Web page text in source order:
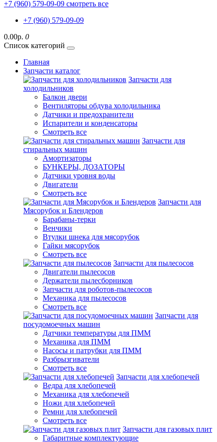
+7 (960) 579-09-09 смотреть все
+7 (960) 579-09-09
0.00р. 0
Список категорий
Главная
Запчасти каталог
Запчасти для
холодильников
Балкон двери
Вентиляторы обдува холодильника
Датчики и предохранители
Испарители и конденсаторы
Смотреть все
Запчасти для
стиральных машин
Амортизаторы
БУНКЕРЫ, ДОЗАТОРЫ
Датчики уровня воды
Двигатели
Смотреть все
Запчасти для
Мясорубок и Блендеров
Барабаны-терки
Венчики
Втулки шнека для мясорубок
Гайки мясорубок
Смотреть все
Запчасти для пылесосов
Двигатели пылесосов
Держатели пылесборников
Запчасти для роботов-пылесосов
Механика для пылесосов
Смотреть все
Запчасти для
посудомоечных машин
Датчики температуры для ПММ
Механика для ПММ
Насосы и патрубки для ПММ
Разбрызгиватели
Смотреть все
Запчасти для хлебопечей
Ведра для хлебопечей
Механика для хлебопечей
Ножи для хлебопечей
Ремни для хлебопечей
Смотреть все
Запчасти для газовых плит
Габаритные комплектующие